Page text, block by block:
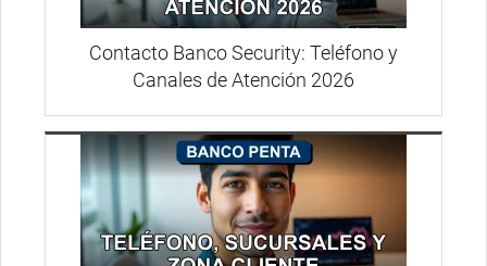
Contacto Banco Security: Teléfono y
Canales de Atención 2026